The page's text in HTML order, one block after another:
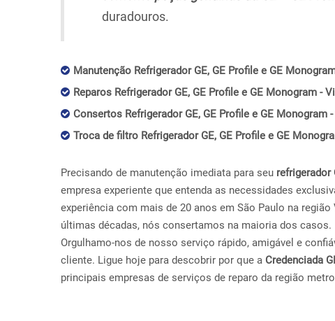
duradouros.
Manutenção Refrigerador GE, GE Profile e GE
Reparos Refrigerador GE, GE Profile e GE Monogram -
Consertos Refrigerador GE, GE Profile e GE Monogram
Troca de filtro Refrigerador GE, GE Profile e GE
Precisando de manutenção imediata para seu refrigerador
empresa experiente que entenda as necessidades
experiência com mais de 20 anos em São Paulo na
últimas décadas, nós consertamos na maioria dos casos.
Orgulhamo-nos de nosso serviço rápido, amigável e
cliente. Ligue hoje para descobrir por que a Credenciada
principais empresas de serviços de reparo da região